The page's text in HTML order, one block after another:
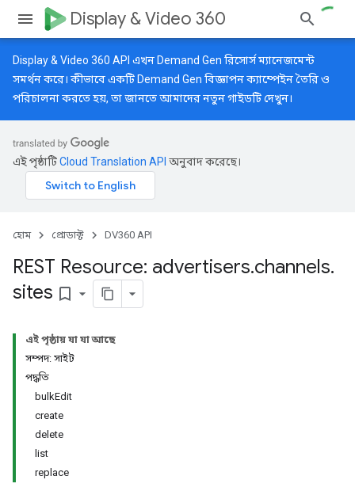
Display & Video 360
Display & Video 360 API এখন Demand Gen রিসোর্স ম্যানেজমেন্ট
সমর্থন করে। কীভাবে একটি Demand Gen বিজ্ঞাপন ক্যাম্পেইন তৈরি ও
পরিচালনা করতে হয়, তা জানতে আমাদেরনতুন গাইডটিদেখুন।
এই পৃষ্ঠাটিCloud Translation API অনুবাদ করেছে।
হোম প্রোডাক্ট DV360 API
REST Resource: advertisers.channels.
sites bookmark_border
এই পৃষ্ঠায় যা যা আছে
সম্পদ: সাইট
পদ্ধতি
bulkEdit
create
delete
list
replace